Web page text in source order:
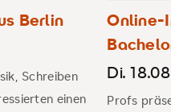
Berlin
Schreiben
einen
Online-
Di.
Profs